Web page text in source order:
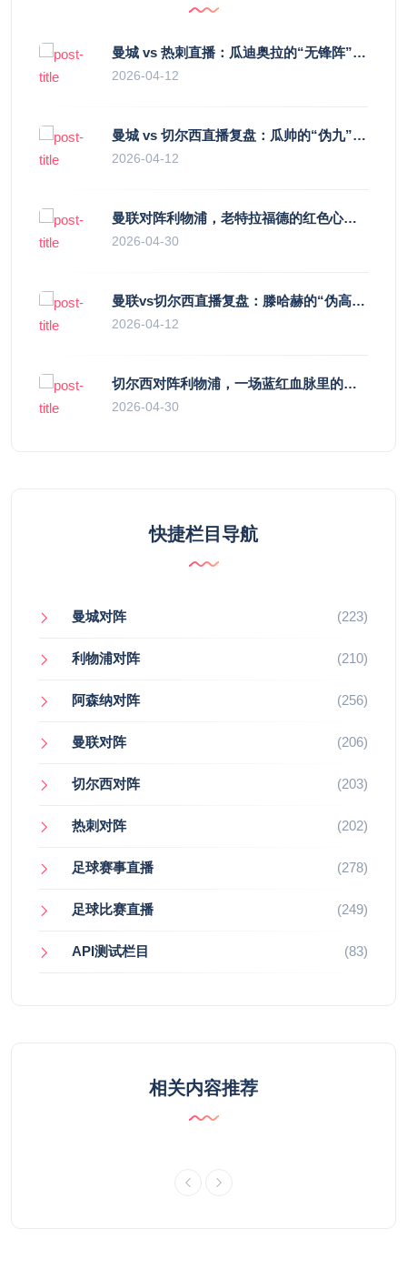
曼城 vs 热刺直播：瓜迪奥拉的“无锋阵”是天才设计还是自废武功？
2026-04-12
曼城 vs 切尔西直播复盘：瓜帅的“伪九”陷阱，如何绞杀蓝军的“三中卫”？
2026-04-12
曼联对阵利物浦，老特拉福德的红色心跳与蓝色暗涌
2026-04-30
曼联vs切尔西直播复盘：滕哈赫的“伪高位”与波切蒂诺的“无锋阵”，谁更拧巴？
2026-04-12
切尔西对阵利物浦，一场蓝红血脉里的恩怨与忠诚
2026-04-30
快捷栏目导航
曼城对阵 (223)
利物浦对阵 (210)
阿森纳对阵 (256)
曼联对阵 (206)
切尔西对阵 (203)
热刺对阵 (202)
足球赛事直播 (278)
足球比赛直播 (249)
API测试栏目 (83)
相关内容推荐